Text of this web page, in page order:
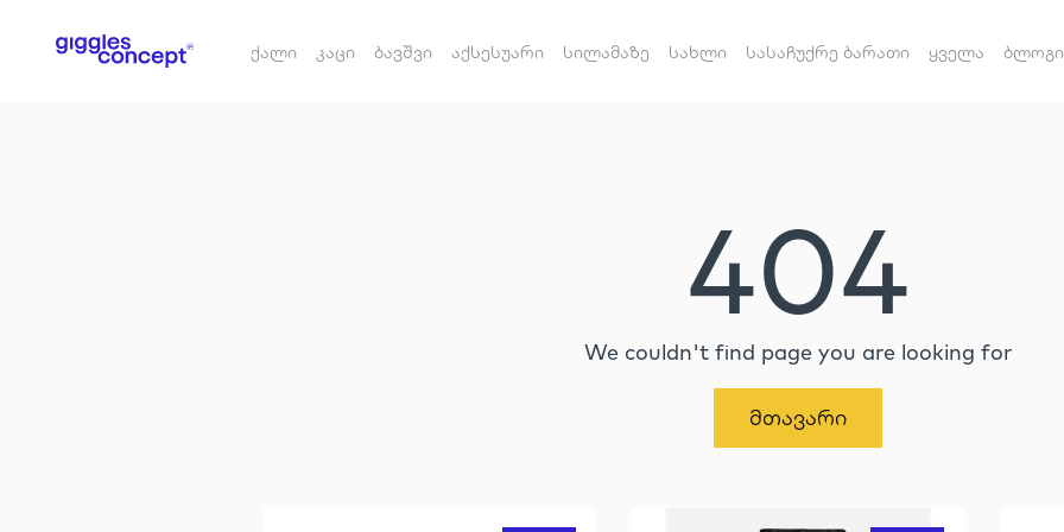
ქალი კაცი ბავშვი აქსესუარი სილამაზე სახლი სასაჩუქრე ბარათი ყველა ბლოგი
404
We couldn't find page you are looking for
Მთავარი